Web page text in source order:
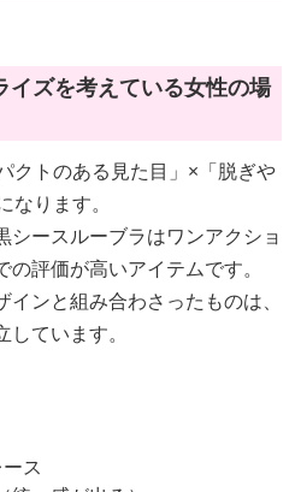
イズを考えている女性の場
クトのある見た目」×「脱ぎや
ります。
シースルーブラはワンアクショ
評価が高いアイテムです。
ンと組み合わさったものは、
ています。
ス